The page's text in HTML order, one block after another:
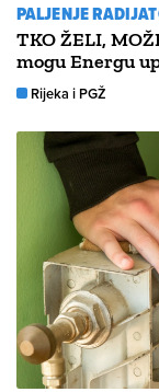
PALJENJE
TKO ŽELI,
mogu Energu
Rijeka i PGŽ